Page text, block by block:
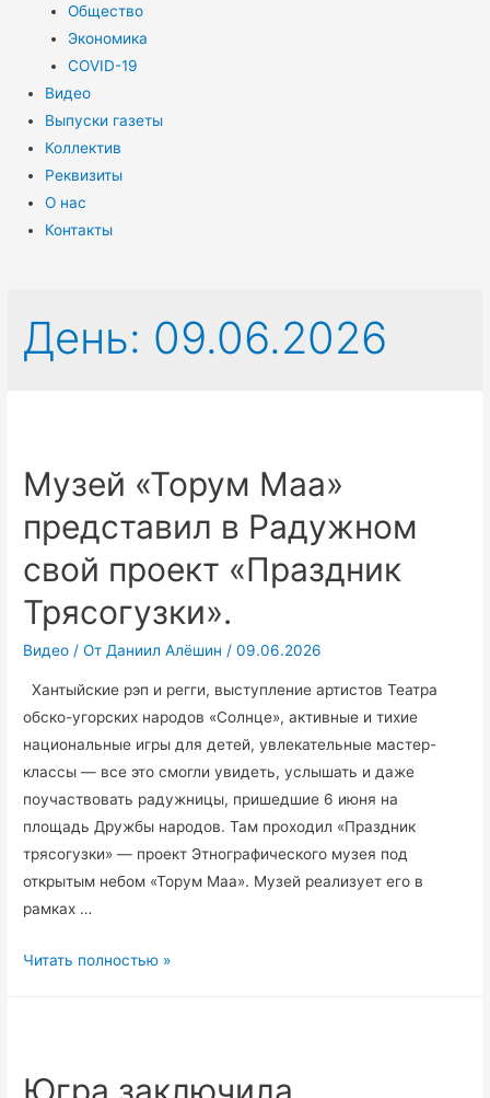
Общество
Экономика
COVID-19
Видео
Выпуски газеты
Коллектив
Реквизиты
О нас
Контакты
День: 09.06.2026
Музей «Торум Маа»
представил в Радужном
свой проект «Праздник
Трясогузки».
Видео / От Даниил Алёшин /09.06.2026
Хантыйские рэп и регги, выступление артистов Театра
обско-угорских народов «Солнце», активные и тихие
национальные игры для детей, увлекательные мастер-
классы — все это смогли увидеть, услышать и даже
поучаствовать радужницы, пришедшие 6 июня на
площадь Дружбы народов. Там проходил «Праздник
трясогузки» — проект Этнографического музея под
открытым небом «Торум Маа». Музей реализует его в
рамках …
Музей
Читать полностью »